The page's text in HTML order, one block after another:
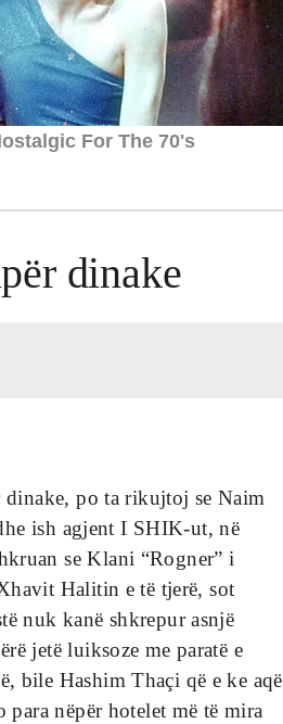
dinake
po ta rikujtoj se Naim
ish agjent I SHIK-ut, në
se Klani “Rogner” i
Halitin e të tjerë, sot
nuk kanë shkrepur asnjë
jetë luiksoze me paratë e
bile Hashim Thaçi që e ke aqë
nëpër hotelet më të mira